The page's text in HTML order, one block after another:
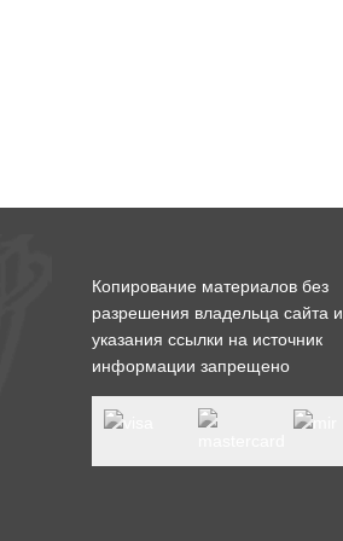
Копирование материалов без
разрешения владельца сайта и
указания ссылки на источник
информации запрещено